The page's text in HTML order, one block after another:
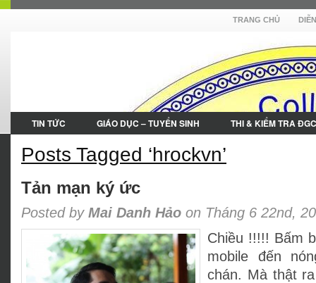
TRANG CHỦ
TIN TỨC GIÁO DỤC – TUYỂN SINH THI & KIỂM TRA
Posts Tagged ‘hrockvn’
Tản mạn ký ức
Posted by Mai Danh Hảo on Tháng 6 22nd,
Chiều !!!!! Bấm
mobile đến
chán. Mà thật